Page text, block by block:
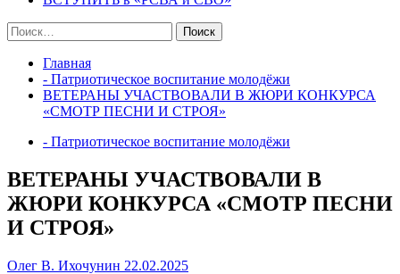
Найти:
Главная
- Патриотическое воспитание молодёжи
ВЕТЕРАНЫ УЧАСТВОВАЛИ В ЖЮРИ КОНКУРСА
«СМОТР ПЕСНИ И СТРОЯ»
- Патриотическое воспитание молодёжи
ВЕТЕРАНЫ УЧАСТВОВАЛИ В
ЖЮРИ КОНКУРСА «СМОТР ПЕСНИ
И СТРОЯ»
Олег В. Ихочунин 22.02.2025